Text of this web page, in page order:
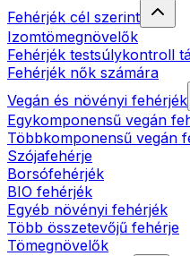
Fehérjék cél szerint
Izomtömegnövelők
Fehérjék testsúlykontroll
Fehérjék nők számára
Vegán és növényi fehérjék
Egykomponensű vegán
Többkomponensű vegán
Szójafehérje
Borsófehérjék
BIO fehérjék
Egyéb növényi fehérjék
Több összetevőjű fehérje
Tömegnövelők